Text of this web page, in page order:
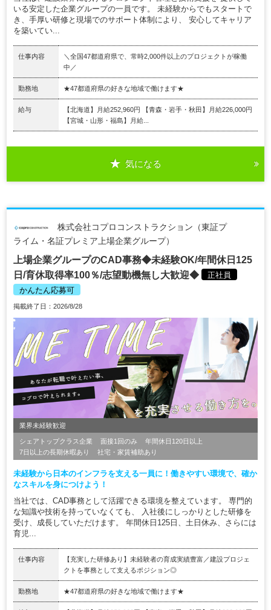
いる安定した企業グループの一員です。 未経験からでもスタートで
き、手厚い研修と現場でのサポート体制により、 安心してキャリア
を築いてい...
仕事内容
＼全国47都道府県で、常時2,000件以上のプロジェクトが稼働
中／
勤務地 ★47都道府県の好きな地域で働けます★
給与
【北海道】月給252,960円 【青森・岩手・秋田】月給226,000円
【宮城・山形・福島】月給...
気になる
株式会社コプロコンストラクション（東証プ
ライム・名証プレミア上場企業グループ）
上場企業グループのCAD事務◆未経験OK/年間休日125
日/育休取得率100％/志望動機無し大歓迎◆
正社員
かんたん応募可
掲載終了日：2026/8/28
業界未経験歓迎
シェアトップクラス企業 面接1回のみ
年間休日120日以上
7日以上の長期休暇あり
社宅・家賃補助あり
未経験から日本のインフラを支える一員に！働きやすい環境で、確か
なスキルを身につけよう！
当社では、CAD事務として活躍できる環境を整えています。 専門的
な知識や技術を持っていなくても、 入社後にしっかりとした研修を
受け、成長していただけます。 年間休日125日、土日休み、さらには
育児...
仕事内容
【充実した研修あり】未経験者の育成実績豊富／建設プロジェ
クトを事務として支えるポジション◎
勤務地 ★47都道府県の好きな地域で働けます★